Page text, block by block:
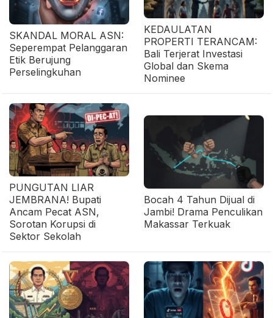
SKANDAL MORAL ASN:
Seperempat Pelanggaran
Etik Berujung
Perselingkuhan
KEDAULATAN
PROPERTI TERANCAM:
Bali Terjerat Investasi
Global dan Skema
Nominee
PUNGUTAN LIAR
JEMBRANA! Bupati
Ancam Pecat ASN,
Sorotan Korupsi di
Sektor Sekolah
Bocah 4 Tahun Dijual di
Jambi! Drama Penculikan
Makassar Terkuak